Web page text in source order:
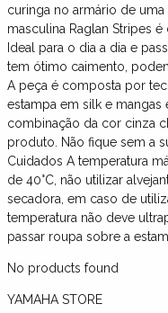
curinga no armário de uma
masculina Raglan Stripes
Ideal para o dia a dia e
tem ótimo caimento,
A peça é composta por
estampa em silk e
combinação da cor cinza
produto. Não fique sem a
Cuidados A temperatura
de 40°C, não utilizar
secadora, em caso de
temperatura não deve
passar roupa sobre a
No products found
YAMAHA STORE